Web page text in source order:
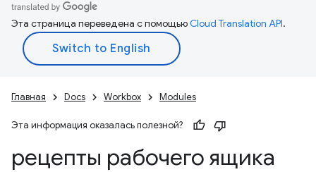
Эта страница переведена с помощьюCloud Translation API.
Главная Docs Workbox Modules
Эта информация оказалась полезной?
рецепты рабочего ящика